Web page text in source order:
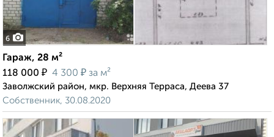
6
Гараж, 28 м²
118 000 ₽ 4 300 ₽ за м²
Заволжский район, мкр. Верхняя Терраса, Деева 37
Собственник, 30.08.2020